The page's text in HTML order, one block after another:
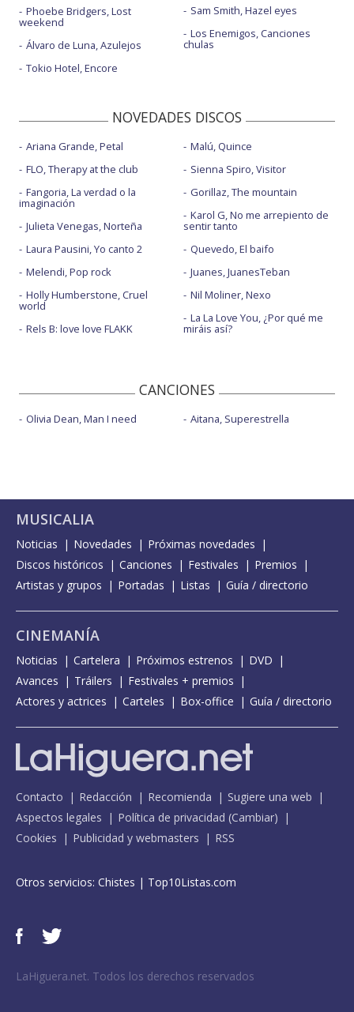
Phoebe Bridgers, Lost
weekend
Álvaro de Luna, Azulejos
Tokio Hotel, Encore
Sam Smith, Hazel eyes
Los Enemigos, Canciones
chulas
NOVEDADES DISCOS
Ariana Grande, Petal
FLO, Therapy at the club
Fangoria, La verdad o la
imaginación
Julieta Venegas, Norteña
Laura Pausini, Yo canto 2
Melendi, Pop rock
Holly Humberstone, Cruel
world
Rels B: love love FLAKK
Malú, Quince
Sienna Spiro, Visitor
Gorillaz, The mountain
Karol G, No me arrepiento de
sentir tanto
Quevedo, El baifo
Juanes, JuanesTeban
Nil Moliner, Nexo
La La Love You, ¿Por qué me
miráis así?
CANCIONES
Olivia Dean, Man I need Aitana, Superestrella
MUSICALIA
Noticias Novedades
Próximas novedades
Discos históricos
Canciones Festivales
Premios
Artistas y grupos
Portadas Listas Guía / directorio
CINEMANÍA
Noticias Cartelera Próximos estrenos
DVD
Avances
Tráilers
Festivales + premios
Actores y actrices
Carteles Box-office Guía / directorio
Contacto Redacción Recomienda
Sugiere una web
Aspectos legales
Política de privacidad (Cambiar)
Cookies
Publicidad y webmasters RSS
Otros servicios: Chistes | Top10Listas.com
LaHiguera.net. Todos los derechos reservados